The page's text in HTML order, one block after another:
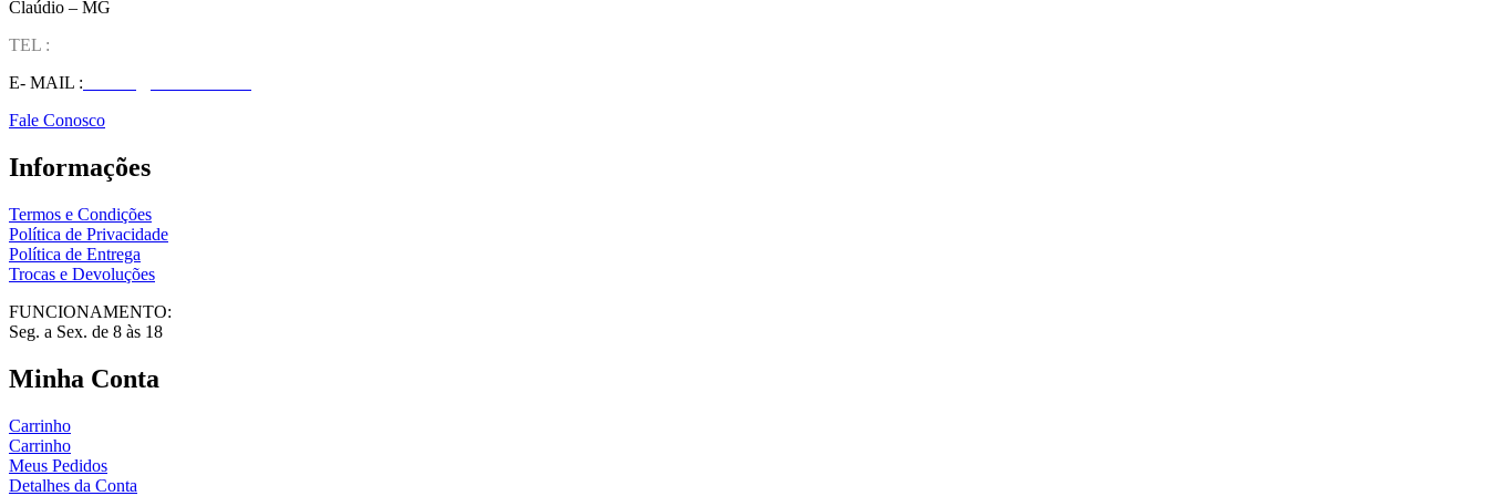
Claúdio – MG
TEL :
E- MAIL :
Fale Conosco
Informações
Termos e Condições
Política de Privacidade
Política de Entrega
Trocas e Devoluções
FUNCIONAMENTO:
Seg. a Sex. de 8 às 18
Minha Conta
Carrinho
Carrinho
Meus Pedidos
Detalhes da Conta